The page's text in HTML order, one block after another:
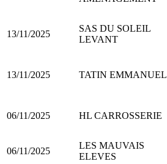
13/11/2025
SAS DU SOLEIL
LEVANT
13/11/2025 TATIN EMMANUEL
06/11/2025 HL CARROSSERIE
06/11/2025
LES MAUVAIS
ELEVES